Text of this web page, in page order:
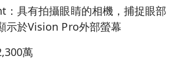
：具有拍攝眼睛的相機，捕捉眼部
示於Vision Pro外部螢幕
萬